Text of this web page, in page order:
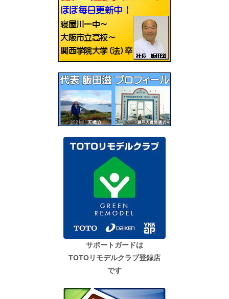
サポートガードは
TOTOリモデルクラブ登録店
です